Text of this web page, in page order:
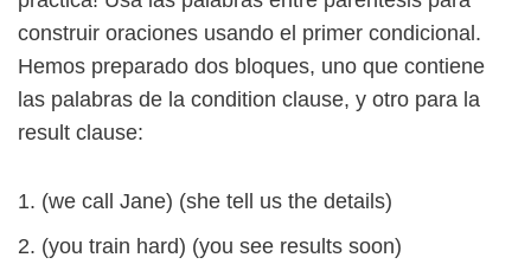
construir oraciones usando el primer condicional.
Hemos preparado dos bloques, uno que contiene
las palabras de la condition clause, y otro para la
result clause:
(we call Jane) (she tell us the details)
(you train hard) (you see results soon)